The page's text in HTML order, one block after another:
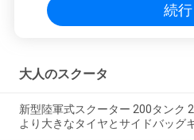
続行
大人のスクータ
新型陸軍式スクーター 200タンク
より大きなタイヤとサイドバッグ